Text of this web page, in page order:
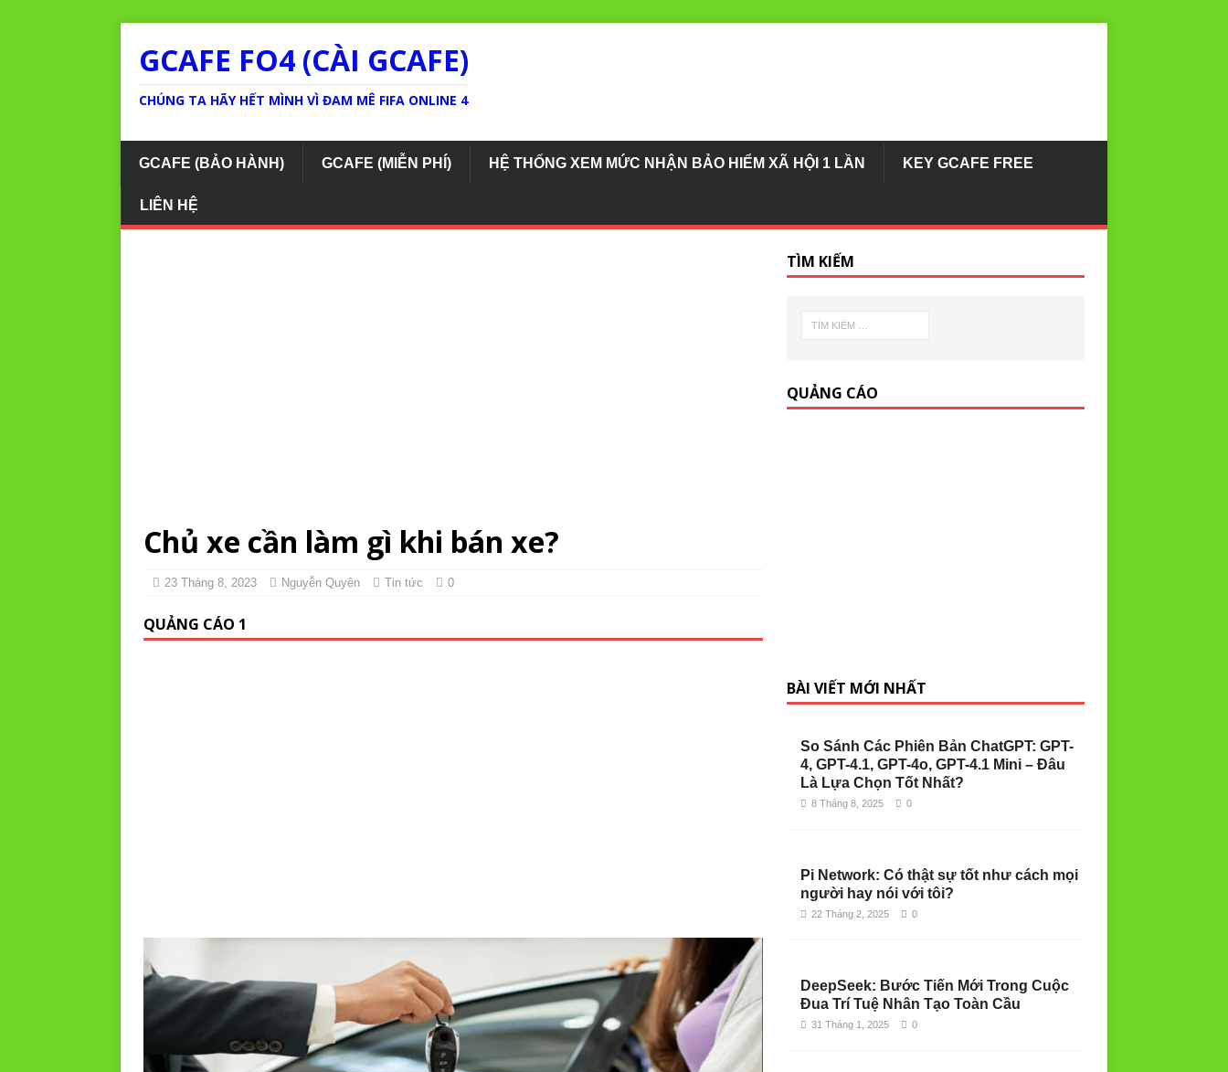
GCAFE FO4 (CÀI GCAFE)
CHÚNG TA HÃY HẾT MÌNH VÌ ĐAM MÊ FIFA ONLINE 4
GCAFE (BẢO HÀNH) GCAFE (MIỄN PHÍ) HỆ THỐNG XEM MỨC NHẬN BẢO HIỂM XÃ HỘI 1 LẦN KEY GCAFE FREE
LIÊN HỆ
Chủ xe cần làm gì khi bán xe?
23 Tháng 8, 2023 Nguyễn Quyên Tin tức 0
QUẢNG CÁO 1
TÌM KIẾM
QUẢNG CÁO
BÀI VIẾT MỚI NHẤT
So Sánh Các Phiên Bản ChatGPT: GPT-
4, GPT-4.1, GPT-4o, GPT-4.1 Mini – Đâu
Là Lựa Chọn Tốt Nhất?
8 Tháng 8, 2025 0
Pi Network: Có thật sự tốt như cách mọi
người hay nói với tôi?
22 Tháng 2, 2025 0
DeepSeek: Bước Tiến Mới Trong Cuộc
Đua Trí Tuệ Nhân Tạo Toàn Cầu
31 Tháng 1, 2025 0